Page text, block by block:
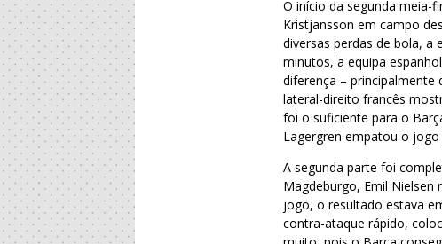
O início da segunda meia-
Kristjansson em campo
diversas perdas de bola, a
minutos, a equipa
diferença –
lateral-direito francês
foi o suficiente para o
Lagergren empatou o jogo
A segunda parte foi
Magdeburgo, Emil
jogo, o resultado estava
contra-ataque rápido,